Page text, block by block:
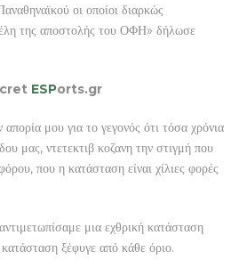
οι οποίοι διαρκώς
της αποστολής του ΟΦΗ» δήλωσε
cret ESPorts.gr
μου για το γεγονός ότι τόσα χρόνια
μας, ντετεκτιβ κοζανη την στιγμή που
που η κατάσταση είναι χίλιες φορές
μια εχθρική κατάσταση
ξέφυγε από κάθε όριο.